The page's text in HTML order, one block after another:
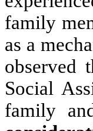
family
as a
observed
Social
family